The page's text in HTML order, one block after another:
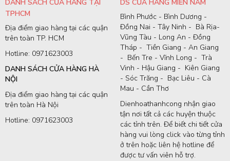
DANH SÁCH CỬA HÀNG TẠI
TPHCM
Địa điểm giao hàng tại các quận
trên toàn TP. HCM
Hotline: 0971623003
DANH SÁCH CỬA HÀNG HÀ
NỘI
Địa điểm giao hàng tại các quận
trên toàn Hà Nội
Hotline: 0971623003
DS CỬA HÀNG MIỀN NAM
Bình Phước - Bình Dương -
Đồng Nai - Tây Ninh - Bà Rịa-
Vũng Tàu - Long An - Đồng
Tháp - Tiền Giang - An Giang
- Bến Tre - Vĩnh Long - Trà
Vinh - Hậu Giang - Kiên Giang
- Sóc Trăng - Bạc Liêu - Cà
Mau - Cần Thơ
Dienhoathanhcong nhận giao
tận nơi tất cả các huyện thuộc
các tỉnh trên. Để biết chi tiết cửa
hàng vui lòng click vào từng tỉnh
ở trên hoặc liên hệ hotline để
được tư vấn viên hỗ trợ.